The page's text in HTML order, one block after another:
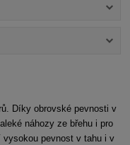
Díky obrovské pevnosti v
náhozy ze břehu i pro
vysokou pevnost v tahu i v